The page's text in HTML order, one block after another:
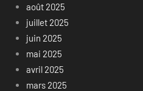
août 2025
juillet 2025
juin 2025
mai 2025
avril 2025
mars 2025